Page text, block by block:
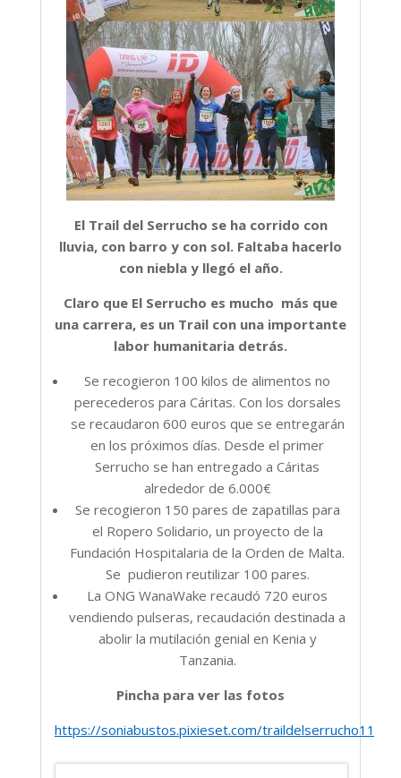
El Trail del Serrucho se ha corrido con
lluvia, con barro y con sol. Faltaba hacerlo
con niebla y llegó el año.
Claro que El Serrucho es mucho más que
una carrera, es un Trail con una importante
labor humanitaria detrás.
Se recogieron 100 kilos de alimentos no
perecederos para Cáritas. Con los dorsales
se recaudaron 600 euros que se entregarán
en los próximos días. Desde el primer
Serrucho se han entregado a Cáritas
alrededor de 6.000€
Se recogieron 150 pares de zapatillas para
el Ropero Solidario, un proyecto de la
Fundación Hospitalaria de la Orden de Malta.
Se pudieron reutilizar 100 pares.
La ONG WanaWake recaudó 720 euros
vendiendo pulseras, recaudación destinada a
abolir la mutilación genial en Kenia y
Tanzania.
Pincha para ver las fotos
https://soniabustos.pixieset.com/